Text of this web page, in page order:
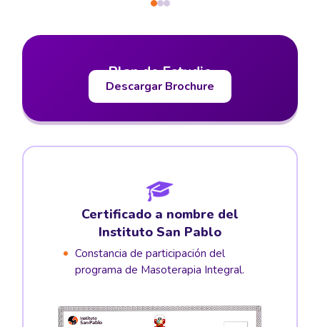
Plan de Estudio
Descargar Brochure
Certificado a nombre del
Instituto San Pablo
Constancia de participación del
programa de Masoterapia Integral.